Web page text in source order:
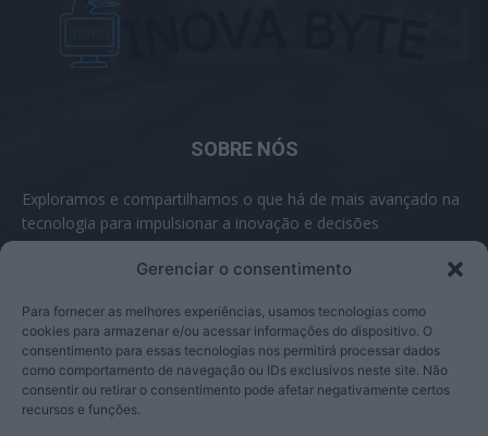
Gerenciar o consentimento
Para fornecer as melhores experiências, usamos tecnologias como
cookies para armazenar e/ou acessar informações do dispositivo. O
consentimento para essas tecnologias nos permitirá processar dados
como comportamento de navegação ou IDs exclusivos neste site. Não
consentir ou retirar o consentimento pode afetar negativamente certos
recursos e funções.
SOBRE NÓS
Exploramos e compartilhamos o que há de mais avançado na
tecnologia para impulsionar a inovação e decisões
inteligentes.
SIGA-NOS